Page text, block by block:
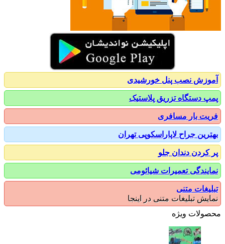
نصب پنل خورشیدی
دستگاه تزریق پلاستیک
بار مسافری
جراح لاپاراسکوپی تهران
دندان جلو
تعمیرات شیائومی
متنی
تبلیغات متنی در اینجا
ویژه